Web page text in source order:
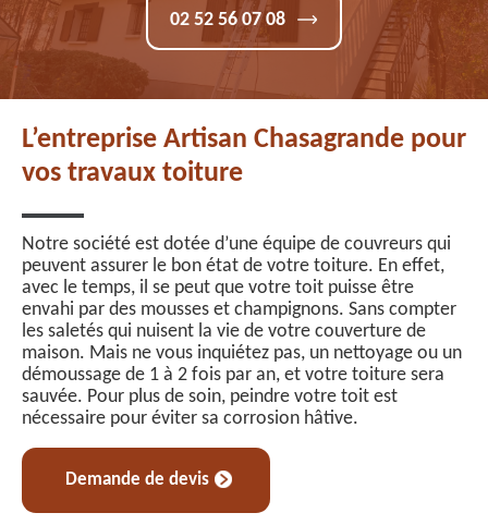
02 52 56 07 08
L’entreprise Artisan Chasagrande pour
vos travaux toiture
Notre société est dotée d’une équipe de couvreurs qui
peuvent assurer le bon état de votre toiture. En effet,
avec le temps, il se peut que votre toit puisse être
envahi par des mousses et champignons. Sans compter
les saletés qui nuisent la vie de votre couverture de
maison. Mais ne vous inquiétez pas, un nettoyage ou un
démoussage de 1 à 2 fois par an, et votre toiture sera
sauvée. Pour plus de soin, peindre votre toit est
nécessaire pour éviter sa corrosion hâtive.
Demande de devis